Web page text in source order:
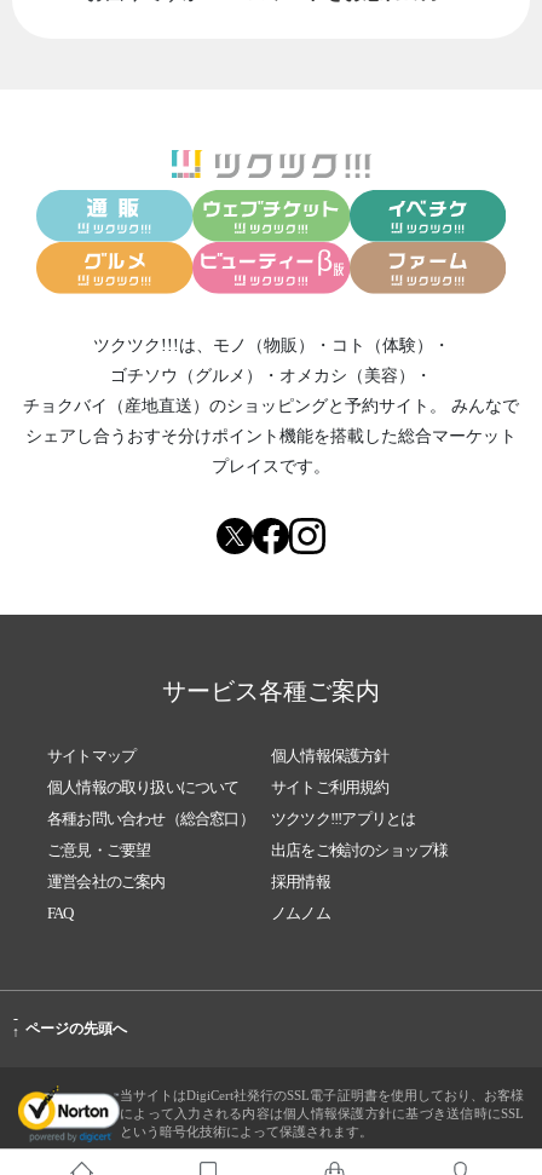
ツクツク!!!は、 モノ（物販） ・ コト（体験）
・
ゴチソウ（グルメ）
・ オメカシ（美容）
・
チョクバイ（産地直送） のショッピングと予約サイト。
みんなで
シェアし合う おすそ分けポイント機能を搭載した総合マーケット
プレイスです。
サービス各種ご案内
サイトマップ
個人情報保護方針
個人情報の取り扱いについて
サイトご利用規約
各種お問い合わせ（総合窓口）
ツクツク!!!アプリとは
ご意見・ご要望
出店をご検討のショップ様
運営会社のご案内
採用情報
FAQ
ノムノム
-
↑ ページの先頭へ
当サイトはDigiCert社発行のSSL電子証明書を使用しており、お客様
によって入力される内容は個人情報保護方針に基づき送信時にSSL
という暗号化技術によって保護されます。